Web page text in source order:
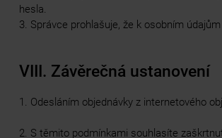
hesla.
3. Správce prohlašuje, že k osobním
VIII. Závěrečná ustanovení
1. Odesláním objednávky z internetového
2. S těmito podmínkami souhlasíte